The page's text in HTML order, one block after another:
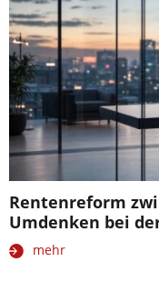
Rentenreform
Umdenken bei
mehr